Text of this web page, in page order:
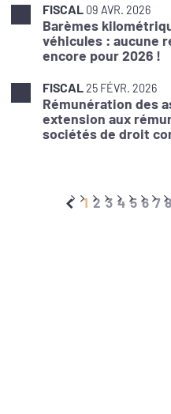
FISCAL 09 AVR. 2026
Barèmes
véhicules : aucune
encore pour 2026 !
FISCAL25 FÉVR. 2026
Rémunération des
extension aux
sociétés de droit
1 2 3 4 5 6 7 8